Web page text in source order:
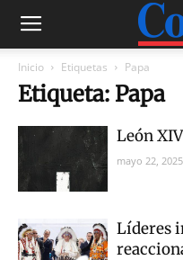
Inicio Etiquetas Papa
Etiqueta: Papa
León
mayo 22, 2025
Líderes